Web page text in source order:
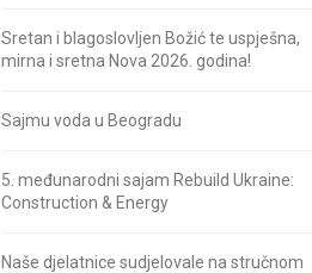
Sretan i blagoslovljen Božić te uspješna,
mirna i sretna Nova 2026. godina!
Sajmu voda u Beogradu
5. međunarodni sajam Rebuild Ukraine:
Construction & Energy
Naše djelatnice sudjelovale na stručnom